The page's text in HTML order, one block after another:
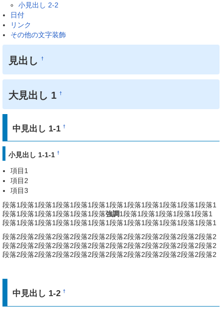
小見出し 2-2
日付
リンク
その他の文字装飾
見出し †
大見出し 1†
中見出し 1-1†
小見出し 1-1-1 †
項目1
項目2
項目3
段落1段落1段落1段落1段落1段落1段落1段落1段落1段落1段落1段落1
段落1段落1段落1段落1段落1段落強調1段落1段落1段落1段落1段落1
段落1段落1段落1段落1段落1段落1段落1段落1段落1段落1段落1段落1
段落2段落2段落2段落2段落2段落2段落2段落2段落2段落2段落2段落2
段落2段落2段落2段落2段落2段落2段落2段落2段落2段落2段落2段落2
段落2段落2段落2段落2段落2段落2段落2段落2段落2段落2段落2段落2
中見出し 1-2†